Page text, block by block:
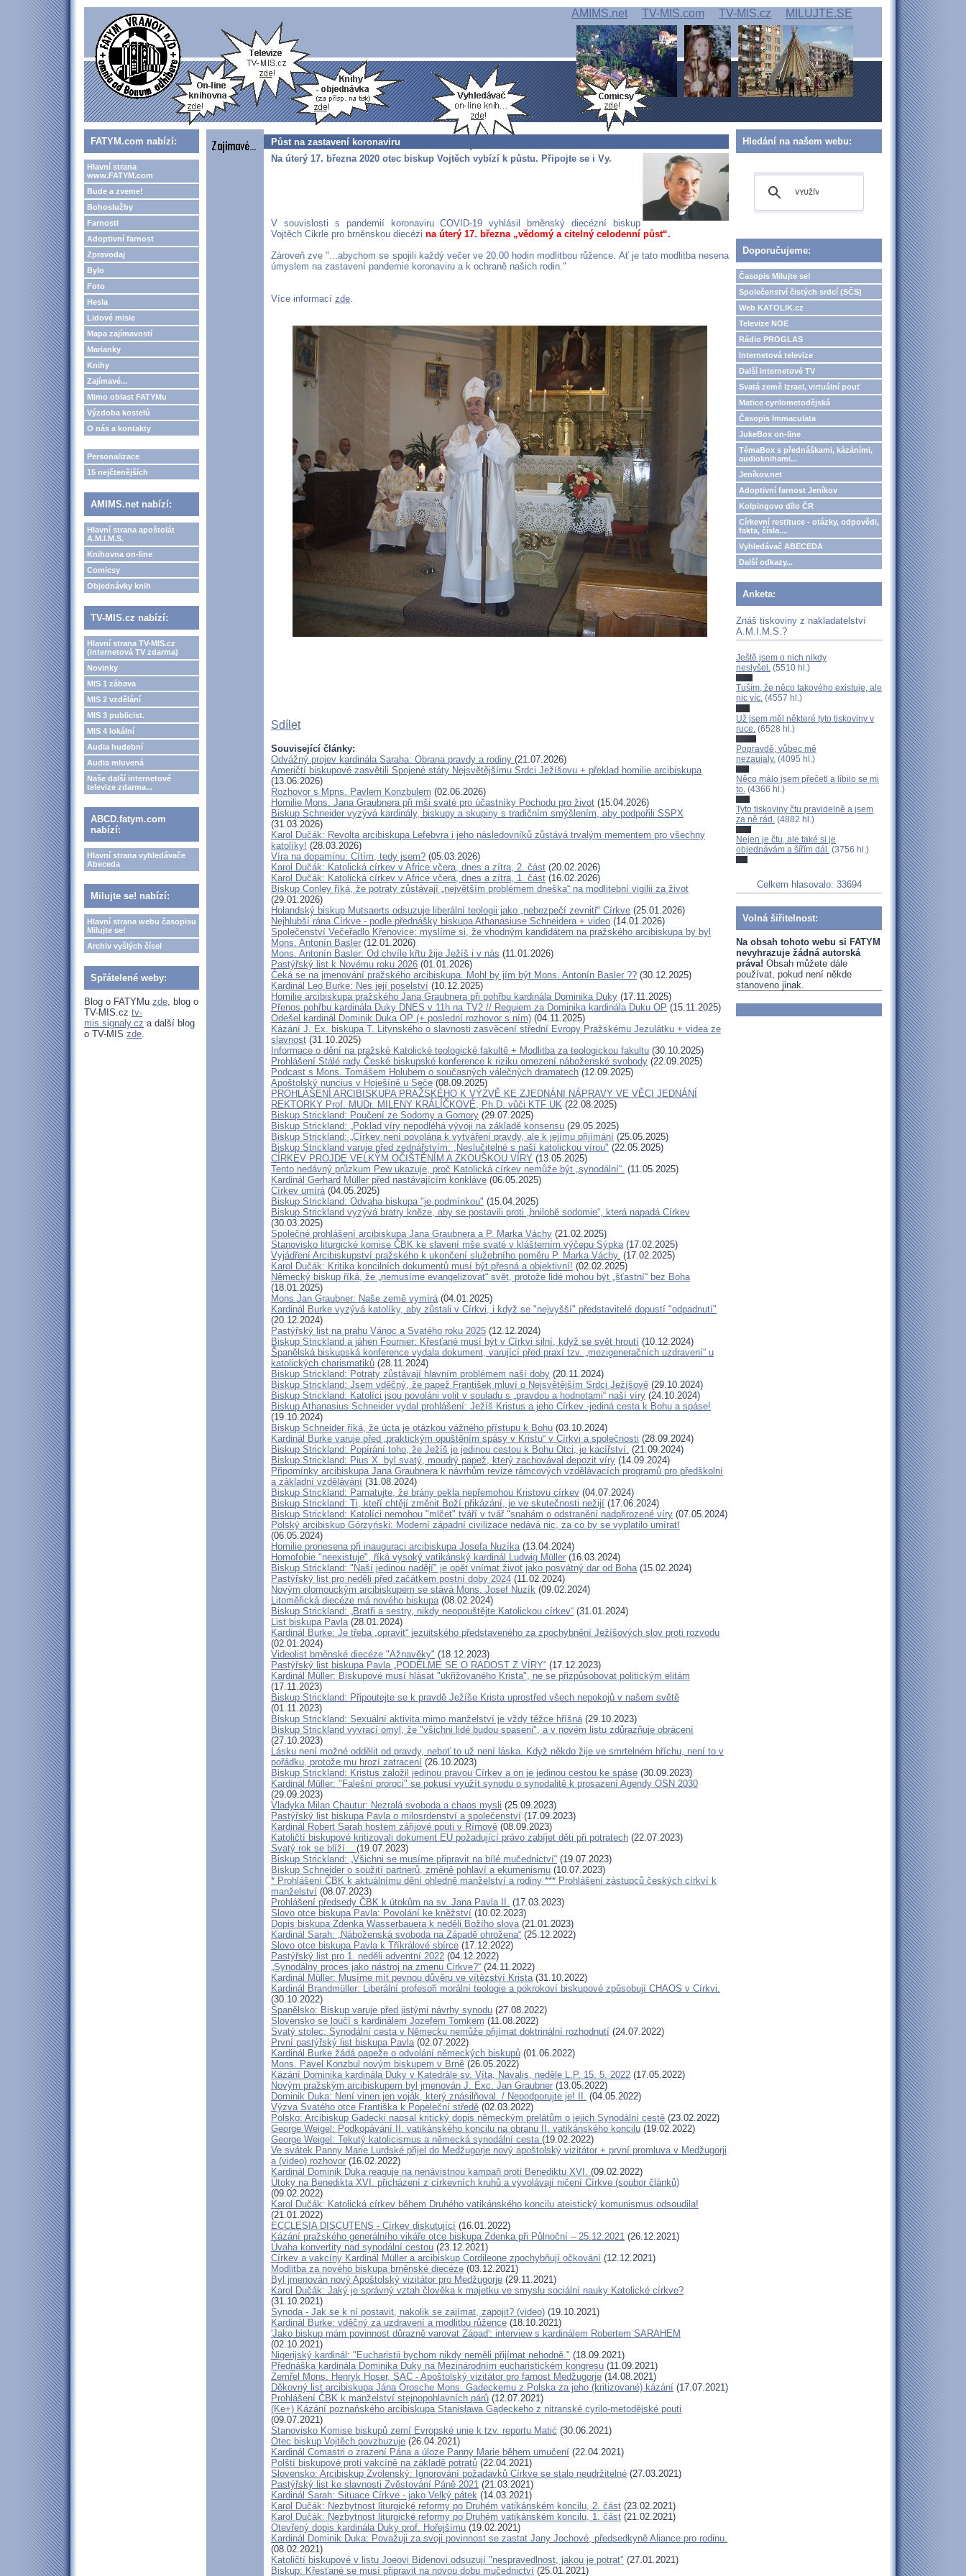
AMIMS.net TV-MIS.com TV-MIS.cz MILUJTE.SE
FATYM.com nabízí:
Hlavní strana
www.FATYM.com
Bude a zveme!
Bohoslužby
Farnosti
Adoptivní farnost
Zpravodaj
Bylo
Foto
Hesla
Lidové misie
Mapa zajímavostí
Marianky
Knihy
Zajímavé...
Mimo oblast FATYMu
Výzdoba kostelů
O nás a kontakty
Personalizace
15 nejčtenějších
AMIMS.net nabízí:
Hlavní strana apoštolát
A.M.I.M.S.
Knihovna on-line
Comicsy
Objednávky knih
TV-MIS.cz nabízí:
Hlavní strana TV-MIS.cz
(internetová TV zdarma)
Novinky
MIS 1 zábava
MIS 2 vzdělání
MIS 3 publicist.
MIS 4 lokální
Audia hudební
Audia mluvená
Naše další internetové
televize zdarma...
ABCD.fatym.com
nabízí:
Hlavní strana vyhledávače
Abeceda
Milujte se! nabízí:
Hlavní strana webu časopisu
Milujte se!
Archiv vyšlých čísel
Spřátelené weby:
Blog o FATYMu zde, blog o
TV-MIS.cz tv-
mis.signaly.cz a další blog
o TV-MIS zde.
Půst na zastavení koronaviru
Na úterý 17. března 2020 otec biskup Vojtěch vybízí k půstu. Připojte se i Vy.
V souvislosti s pandemií koronaviru COVID-19 vyhlásil brněnský diecézní biskup
Vojtěch Cikrle pro brněnskou diecézi na úterý 17. března „vědomý a citelný celodenní půst“.
Zároveň zve "...abychom se spojili každý večer ve 20.00 hodin modlitbou růžence. Ať je tato modlitba nesena
úmyslem na zastavení pandemie koronaviru a k ochraně našich rodin."
Více informací zde.
Sdílet
Související články:
Odvážný projev kardinála Saraha: Obrana pravdy a rodiny (21.07.2026)
Američtí biskupové zasvětili Spojené státy Nejsvětějšímu Srdci Ježíšovu + překlad homilie arcibiskupa
(13.06.2026)
Rozhovor s Mpns. Pavlem Konzbulem (02.06.2026)
Homilie Mons. Jana Graubnera při mši svaté pro účastníky Pochodu pro život (15.04.2026)
Biskup Schneider vyzývá kardinály, biskupy a skupiny s tradičním smýšlením, aby podpořili SSPX
(31.03.2026)
Karol Dučák: Revolta arcibiskupa Lefebvra i jeho následovníků zůstává trvalým mementem pro všechny
katolíky! (28.03.2026)
Víra na dopamínu: Cítím, tedy jsem? (05.03.2026)
Karol Dučák: Katolická církev v Africe včera, dnes a zítra, 2. část (20.02.2026)
Karol Dučák: Katolická církev v Africe včera, dnes a zítra, 1. část (16.02.2026)
Biskup Conley říká, že potraty zůstávají „největším problémem dneška“ na modlitební vigilii za život
(29.01.2026)
Holandský biskup Mutsaerts odsuzuje liberální teologii jako „nebezpečí zevnitř“ Církve (25.01.2026)
Nejhlubší rána Církve - podle přednášky biskupa Athanasiuse Schneidera + video (14.01.2026)
Společenství Večeřadlo Křenovice: myslíme si, že vhodným kandidátem na pražského arcibiskupa by byl
Mons. Antonín Basler (12.01.2026)
Mons. Antonín Basler: Od chvíle křtu žije Ježíš i v nás (11.01.2026)
Pastýřský list k Novému roku 2026 (01.01.2026)
Čeká se na jmenování pražského arcibiskupa. Mohl by jím být Mons. Antonín Basler ?? (30.12.2025)
Kardinál Leo Burke: Nes její poselství (10.12.2025)
Homilie arcibiskupa pražského Jana Graubnera při pohřbu kardinála Dominika Duky (17.11.2025)
Přenos pohřbu kardinála Duky DNES v 11h na TV2 // Requiem za Dominika kardinála Duku OP (15.11.2025)
Odešel kardinál Dominik Duka OP (+ poslední rozhovor s ním) (04.11.2025)
Kázání J. Ex. biskupa T. Litynského o slavnosti zasvěcení střední Evropy Pražskému Jezulátku + videa ze
slavnost (31.10.2025)
Informace o dění na pražské Katolické teologické fakultě + Modlitba za teologickou fakultu (30.10.2025)
Prohlášení Stálé rady České biskupské konference k riziku omezení náboženské svobody (22.09.2025)
Podcast s Mons. Tomášem Holubem o současných válečných dramatech (12.09.2025)
Apoštolský nuncius v Hoješíně u Seče (08.09.2025)
PROHLÁŠENÍ ARCIBISKUPA PRAŽSKÉHO K VÝZVĚ KE ZJEDNÁNI NÁPRAVY VE VĚCI JEDNÁNÍ
REKTORKY Prof. MUDr. MILENY KRÁLÍČKOVÉ, Ph.D. vůči KTF UK (22.08.2025)
Biskup Strickland: Poučení ze Sodomy a Gomory (29.07.2025)
Biskup Strickland: „Poklad víry nepodléhá vývoji na základě konsensu (29.05.2025)
Biskup Strickland: „Církev není povolána k vytváření pravdy, ale k jejímu přijímání (25.05.2025)
Biskup Strickland varuje před zednářstvím: „Neslučitelné s naší katolickou vírou" (22.05.2025)
CÍRKEV PROJDE VELKÝM OČIŠTĚNÍM A ZKOUŠKOU VÍRY (13.05.2025)
Tento nedávný průzkum Pew ukazuje, proč Katolická církev nemůže být „synodální“. (11.05.2025)
Kardinál Gerhard Müller před nastávajícím konkláve (06.05.2025)
Církev umírá(04.05.2025)
Biskup Strickland: Odvaha biskupa "je podmínkou" (15.04.2025)
Biskup Strickland vyzývá bratry kněze, aby se postavili proti „hnilobě sodomie“, která napadá Církev
(30.03.2025)
Společné prohlášení arcibiskupa Jana Graubnera a P. Marka Váchy (21.02.2025)
Stanovisko liturgické komise ČBK ke slavení mše svaté v klášterním výčepu Sýpka(17.02.2025)
Vyjádření Arcibiskupství pražského k ukončení služebního poměru P. Marka Váchy. (17.02.2025)
Karol Dučák: Kritika koncilních dokumentů musí být přesná a objektivní! (02.02.2025)
Německý biskup říká, že „nemusíme evangelizovat“ svět, protože lidé mohou být „šťastní“ bez Boha
(18.01.2025)
Mons Jan Graubner: Naše země vymírá(04.01.2025)
Kardinál Burke vyzývá katolíky, aby zůstali v Církvi, i když se "nejvyšší" představitelé dopustí "odpadnutí"
(20.12.2024)
Pastýřský list na prahu Vánoc a Svatého roku 2025 (12.12.2024)
Biskup Strickland a jáhen Fournier: Křesťané musí být v Církvi silní, když se svět hroutí (10.12.2024)
Španělská biskupská konference vydala dokument, varující před praxí tzv. „mezigeneračních uzdravení“ u
katolických charismatiků (28.11.2024)
Biskup Strickland: Potraty zůstávají hlavním problémem naší doby (20.11.2024)
Biskup Strickland: Jsem vděčný, že papež František mluví o Nejsvětějším Srdci Ježíšově (29.10.2024)
Biskup Strickland: Katolíci jsou povoláni volit v souladu s „pravdou a hodnotami“ naší víry (24.10.2024)
Biskup Athanasius Schneider vydal prohlášení: Ježíš Kristus a jeho Církev -jediná cesta k Bohu a spáse!
(19.10.2024)
Biskup Schneider říká, že úcta je otázkou vážného přístupu k Bohu (03.10.2024)
Kardinál Burke varuje před „praktickým opuštěním spásy v Kristu“ v Církvi a společnosti (28.09.2024)
Biskup Strickland: Popírání toho, že Ježíš je jedinou cestou k Bohu Otci, je kacířství. (21.09.2024)
Biskup Strickland: Pius X. byl svatý, moudrý papež, který zachovával depozit víry (14.09.2024)
Připomínky arcibiskupa Jana Graubnera k návrhům revize rámcových vzdělávacích programů pro předškolní
a základní vzdělávání (31.08.2024)
Biskup Strickland: Pamatujte, že brány pekla nepřemohou Kristovu církev (04.07.2024)
Biskup Strickland: Ti, kteří chtějí změnit Boží přikázání, je ve skutečnosti nežijí (17.06.2024)
Biskup Strickland: Katolíci nemohou "mlčet" tváří v tvář "snahám o odstranění nadpřirozené víry (07.05.2024)
Polský arcibiskup Górzyński: Moderní západní civilizace nedává nic, za co by se vyplatilo umírat!
(06.05.2024)
Homilie pronesena při inauguraci arcibiskupa Josefa Nuzíka(13.04.2024)
Homofobie "neexistuje", říká vysoký vatikánský kardinál Ludwig Müller (16.03.2024)
Biskup Strickland: "Naší jedinou nadějí" je opět vnímat život jako posvátný dar od Boha(15.02.2024)
Pastýřský list pro neděli před začátkem postní doby 2024 (11.02.2024)
Novým olomouckým arcibiskupem se stává Mons. Josef Nuzík (09.02.2024)
Litoměřická diecéze má nového biskupa(08.02.2024)
Biskup Strickland: „Bratři a sestry, nikdy neopouštějte Katolickou církev“ (31.01.2024)
List biskupa Pavla(28.01.2024)
Kardinál Burke: Je třeba „opravit“ jezuitského představeného za zpochybnění Ježíšových slov proti rozvodu
(02.01.2024)
Videolist brněnské diecéze "Ažnavěky" (18.12.2023)
Pastýřský list biskupa Pavla „PODĚLME SE O RADOST Z VÍRY“ (17.12.2023)
Kardinál Müller: Biskupové musí hlásat "ukřižovaného Krista", ne se přizpůsobovat politickým elitám
(17.11.2023)
Biskup Strickland: Připoutejte se k pravdě Ježíše Krista uprostřed všech nepokojů v našem světě
(01.11.2023)
Biskup Strickland: Sexuální aktivita mimo manželství je vždy těžce hříšná(29.10.2023)
Biskup Strickland vyvrací omyl, že "všichni lidé budou spaseni", a v novém listu zdůrazňuje obrácení
(27.10.2023)
Lásku není možné oddělit od pravdy, neboť to už není láska. Když někdo žije ve smrtelném hříchu, není to v
pořádku, protože mu hrozí zatracení (26.10.2023)
Biskup Strickland: Kristus založil jedinou pravou Církev a on je jedinou cestou ke spáse (30.09.2023)
Kardinál Müller: "Falešní proroci" se pokusí využít synodu o synodalitě k prosazení Agendy OSN 2030
(29.09.2023)
Vladyka Milan Chautur: Nezralá svoboda a chaos mysli (25.09.2023)
Pastýřský list biskupa Pavla o milosrdenství a společenství (17.09.2023)
Kardinál Robert Sarah hostem zářijové pouti v Římově (08.09.2023)
Katoličtí biskupové kritizovali dokument EU požadující právo zabíjet děti při potratech (22.07.2023)
Svatý rok se blíží... (19.07.2023)
Biskup Strickland: „Všichni se musíme připravit na bílé mučednictví“ (19.07.2023)
Biskup Schneider o soužití partnerů, změně pohlaví a ekumenismu (10.07.2023)
* Prohlášení ČBK k aktuálnímu dění ohledně manželství a rodiny *** Prohlášení zástupců českých církví k
manželství (08.07.2023)
Prohlášení předsedy ČBK k útokům na sv. Jana Pavla II. (17.03.2023)
Slovo otce biskupa Pavla: Povolání ke kněžství (10.02.2023)
Dopis biskupa Zdenka Wasserbauera k neděli Božího slova(21.01.2023)
Kardinál Sarah: „Náboženská svoboda na Západě ohrožena“ (25.12.2022)
Slovo otce biskupa Pavla k Tříkrálové sbírce (17.12.2022)
Pastýřský list pro 1. neděli adventní 2022 (04.12.2022)
„Synodálny proces jako nástroj na zmenu Cirkve?“ (24.11.2022)
Kardinál Müller: Musíme mít pevnou důvěru ve vítězství Krista(31.10.2022)
Kardinál Brandmüller: Liberální profesoři morální teologie a pokrokoví biskupové způsobují CHAOS v Církvi.
(30.10.2022)
Španělsko: Biskup varuje před jistými návrhy synodu (27.08.2022)
Slovensko se loučí s kardinálem Jozefem Tomkem (11.08.2022)
Svatý stolec: Synodální cesta v Německu nemůže přijímat doktrinální rozhodnutí (24.07.2022)
První pastýřský list biskupa Pavla(02.07.2022)
Kardinál Burke žádá papeže o odvolání německých biskupů (01.06.2022)
Mons. Pavel Konzbul novým biskupem v Brně (26.05.2022)
Kázání Dominika kardinála Duky v Katedrále sv. Víta, Navalis, neděle L.P. 15. 5. 2022 (17.05.2022)
Novým pražským arcibiskupem byl jmenován J. Exc. Jan Graubner (13.05.2022)
Dominik Duka: Není vinen jen voják, který znásilňoval. / Nepodporujte je! II. (04.05.2022)
Výzva Svatého otce Františka k Popeleční středě (02.03.2022)
Polsko: Arcibiskup Gadecki napsal kritický dopis německým prelátům o jejich Synodální cestě (23.02.2022)
George Weigel: Podkopávání II. vatikánského koncilu na obranu II. vatikánského koncilu (19.02.2022)
George Weigel: Tekutý katolicismus a německá synodální cesta (19.02.2022)
Ve svátek Panny Marie Lurdské přijel do Medžugorje nový apoštolský vizitátor + první promluva v Medžugorji
a (video) rozhovor (16.02.2022)
Kardinál Dominik Duka reaguje na nenávistnou kampaň proti Benediktu XVI. (09.02.2022)
Útoky na Benedikta XVI. přicházení z církevních kruhů a vyvolávají ničení Církve (soubor článků)
(09.02.2022)
Karol Dučák: Katolická církev během Druhého vatikánského koncilu ateistický komunismus odsoudila!
(21.01.2022)
ECCLESIA DISCUTENS - Církev diskutující (16.01.2022)
Kázání pražského generálního vikáře otce biskupa Zdenka při Půlnoční – 25.12.2021 (26.12.2021)
Úvaha konvertity nad synodální cestou (23.12.2021)
Církev a vakcíny Kardinál Müller a arcibiskup Cordileone zpochybňují očkování (12.12.2021)
Modlitba za nového biskupa brněnské diecéze (03.12.2021)
Byl jmenován nový Apoštolský vizitátor pro Medžugorje (29.11.2021)
Karol Dučák: Jaký je správný vztah člověka k majetku ve smyslu sociální nauky Katolické církve?
(31.10.2021)
Synoda - Jak se k ní postavit, nakolik se zajímat, zapojit? (video) (19.10.2021)
Kardinál Burke: vděčný za uzdravení a modlitbu růžence (18.10.2021)
'Jako biskup mám povinnost důrazně varovat Západ': interview s kardinálem Robertem SARAHEM
(02.10.2021)
Nigerijský kardinál: "Eucharistii bychom nikdy neměli přijímat nehodně." (18.09.2021)
Přednáška kardinála Dominika Duky na Mezinárodním eucharistickém kongresu (11.09.2021)
Zemřel Mons. Henryk Hoser, SAC - Apoštolský vizitátor pro farnost Medžugorje (14.08.2021)
Děkovný list arcibiskupa Jána Orosche Mons. Gadeckemu z Polska za jeho (kritizované) kázání (17.07.2021)
Prohlášení ČBK k manželství stejnopohlavních párů (12.07.2021)
(Ke+) Kázání poznaňského arcibiskupa Stanisława Gądeckeho z nitranské cyrilo-metodějské pouti
(09.07.2021)
Stanovisko Komise biskupů zemí Evropské unie k tzv. reportu Matić (30.06.2021)
Otec biskup Vojtěch povzbuzuje (26.04.2021)
Kardinál Comastri o zrazení Pána a úloze Panny Marie během umučení (22.04.2021)
Polští biskupové proti vakcíně na základě potratů (22.04.2021)
Slovensko: Arcibiskup Zvolenský: Ignorování požadavků Církve se stalo neudržitelné (27.03.2021)
Pastýřský list ke slavnosti Zvěstování Páně 2021 (21.03.2021)
Kardinál Sarah: Situace Církve - jako Velký pátek (14.03.2021)
Karol Dučák: Nezbytnost liturgické reformy po Druhém vatikánském koncilu, 2. část (23.02.2021)
Karol Dučák: Nezbytnost liturgické reformy po Druhém vatikánském koncilu, 1. část (21.02.2021)
Otevřený dopis kardinála Duky prof. Hořejšímu (19.02.2021)
Kardinál Dominik Duka: Považuji za svoji povinnost se zastat Jany Jochové, předsedkyně Aliance pro rodinu.
(08.02.2021)
Katoličtí biskupové v listu Joeovi Bidenovi odsuzují "nespravedlnost, jakou je potrat" (27.01.2021)
Biskup: Křesťané se musí připravit na novou dobu mučednictví (25.01.2021)
Hledání na našem webu:
Doporučujeme:
Časopis Milujte se!
Společenství čistých srdcí (SČS)
Web KATOLIK.cz
Televize NOE
Rádio PROGLAS
Internetová televize
Další internetové TV
Svatá země Izrael, virtuální pouť
Matice cyrilometodějská
Časopis Immaculata
JukeBox on-line
TémaBox s přednáškami, kázáními,
audioknihami...
Jeníkov.net
Adoptivní farnost Jeníkov
Kolpingovo dílo ČR
Církevní restituce - otázky, odpovědi,
fakta, čísla....
Vyhledávač ABECEDA
Další odkazy...
Anketa:
Znáš tiskoviny z nakladatelství
A.M.I.M.S.?
Ještě jsem o nich nikdy
neslyšel. (5510 hl.)
Tuším, že něco takového existuje, ale
nic víc. (4557 hl.)
Už jsem měl některé tyto tiskoviny v
ruce. (6528 hl.)
Popravdě, vůbec mě
nezaujaly. (4095 hl.)
Něco málo jsem přečetl a líbilo se mi
to. (4366 hl.)
Tyto tiskoviny čtu pravidelně a jsem
za ně rád. (4882 hl.)
Nejen je čtu, ale také si je
objednávám a šířím dál. (3756 hl.)
Celkem hlasovalo: 33694
Volná šiřitelnost:
Na obsah tohoto webu si FATYM
nevyhrazuje žádná autorská
práva! Obsah můžete dále
používat, pokud není někde
stanoveno jinak.